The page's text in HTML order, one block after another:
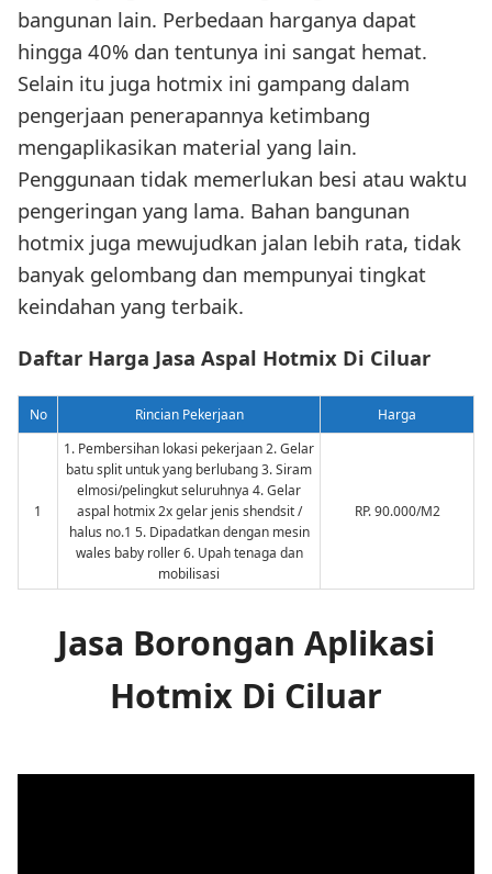
bangunan lain. Perbedaan harganya dapat
hingga 40% dan tentunya ini sangat hemat.
Selain itu juga hotmix ini gampang dalam
pengerjaan penerapannya ketimbang
mengaplikasikan material yang lain.
Penggunaan tidak memerlukan besi atau waktu
pengeringan yang lama. Bahan bangunan
hotmix juga mewujudkan jalan lebih rata, tidak
banyak gelombang dan mempunyai tingkat
keindahan yang terbaik.
Daftar Harga Jasa Aspal Hotmix Di Ciluar
No Rincian Pekerjaan Harga
1
1. Pembersihan lokasi pekerjaan 2. Gelar
batu split untuk yang berlubang 3. Siram
elmosi/pelingkut seluruhnya 4. Gelar
aspal hotmix 2x gelar jenis shendsit /
halus no.1 5. Dipadatkan dengan mesin
wales baby roller 6. Upah tenaga dan
mobilisasi
RP. 90.000/M2
Jasa Borongan Aplikasi
Hotmix Di Ciluar